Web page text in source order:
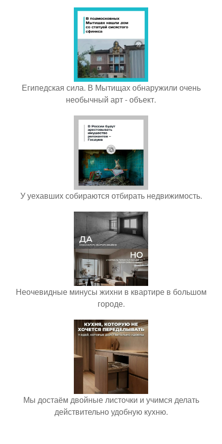
Египедская сила. В Мытищах обнаружили очень
необычный арт - объект.
У уехавших собираются отбирать недвижимость.
Неочевидные минусы жихни в квартире в большом
городе.
Мы достаём двойные листочки и учимся делать
действительно удобную кухню.